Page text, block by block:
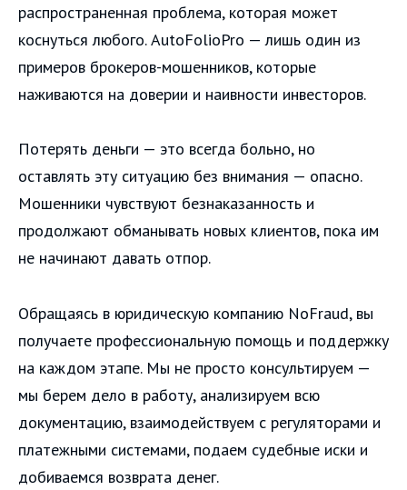
распространенная проблема, которая может
коснуться любого. AutoFolioPro — лишь один из
примеров брокеров-мошенников, которые
наживаются на доверии и наивности инвесторов.
Потерять деньги — это всегда больно, но
оставлять эту ситуацию без внимания — опасно.
Мошенники чувствуют безнаказанность и
продолжают обманывать новых клиентов, пока им
не начинают давать отпор.
Обращаясь в юридическую компанию NoFraud, вы
получаете профессиональную помощь и поддержку
на каждом этапе. Мы не просто консультируем —
мы берем дело в работу, анализируем всю
документацию, взаимодействуем с регуляторами и
платежными системами, подаем судебные иски и
добиваемся возврата денег.